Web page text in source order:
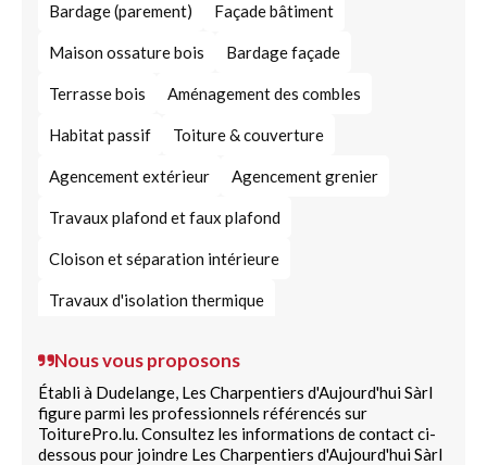
Bardage (parement) Façade bâtiment
Maison ossature bois Bardage façade
Terrasse bois Aménagement des combles
Habitat passif Toiture & couverture
Agencement extérieur Agencement grenier
Travaux plafond et faux plafond
Cloison et séparation intérieure
Travaux d'isolation thermique
Nous vous proposons
Établi à Dudelange, Les Charpentiers d'Aujourd'hui Sàrl
figure parmi les professionnels référencés sur
ToiturePro.lu. Consultez les informations de contact ci-
dessous pour joindre Les Charpentiers d'Aujourd'hui Sàrl